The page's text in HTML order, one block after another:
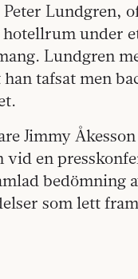
Lundgren,
under
Lundgren
tafsat men
Jimmy
vid en
bedömning
som lett